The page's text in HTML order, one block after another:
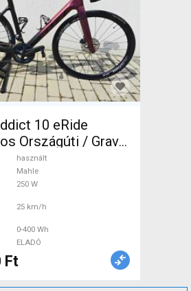
10 eRide
Országúti / Gravel
ELADÓ
használt
Mahle
250 W
25 km/h
0-400 Wh
ELADÓ
Ft